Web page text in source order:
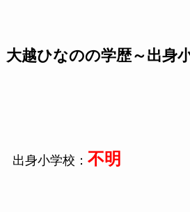
大越ひなのの学歴～出身
出身小学校： 不明